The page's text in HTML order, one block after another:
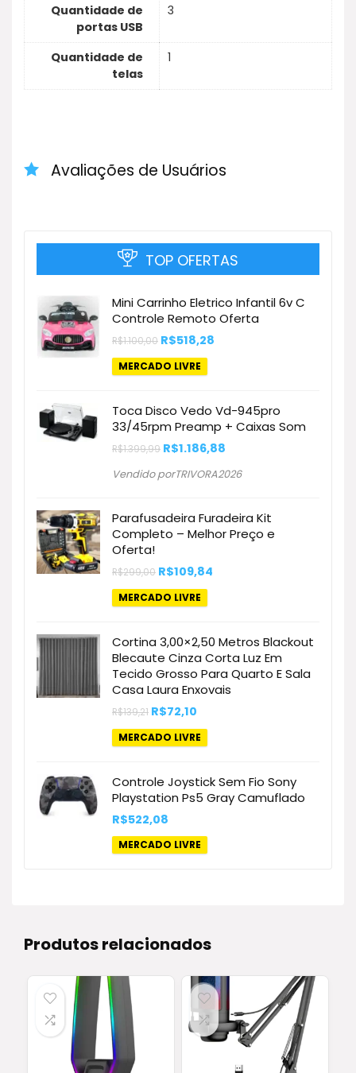
Quantidade de
portas USB
3
Quantidade de
telas
1
Avaliações de Usuários
TOP OFERTAS
Mini Carrinho Eletrico Infantil 6v C
Controle Remoto Oferta
R$1.100,00 O
original
era:
R$518,28
MERCADO LIVRE
Toca Disco Vedo Vd-945pro
33/45rpm Preamp + Caixas Som
R$1.399,99 O
original
R$1.186,88
atual
Vendido porTRIVORA2026
Parafusadeira Furadeira Kit
Completo – Melhor Preço e
Oferta!
R$299,00 O
original
era:
R$109,84
MERCADO LIVRE
Cortina 3,00×2,50 Metros Blackout
Blecaute Cinza Corta Luz Em
Tecido Grosso Para Quarto E Sala
Casa Laura Enxovais
R$139,21 O
original
era:
R$72,10
atual
é:
MERCADO LIVRE
Controle Joystick Sem Fio Sony
Playstation Ps5 Gray Camuflado
R$522,08
MERCADO LIVRE
Produtos relacionados